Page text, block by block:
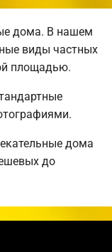
дома. В нашем
виды частных
площадью.
дома
до